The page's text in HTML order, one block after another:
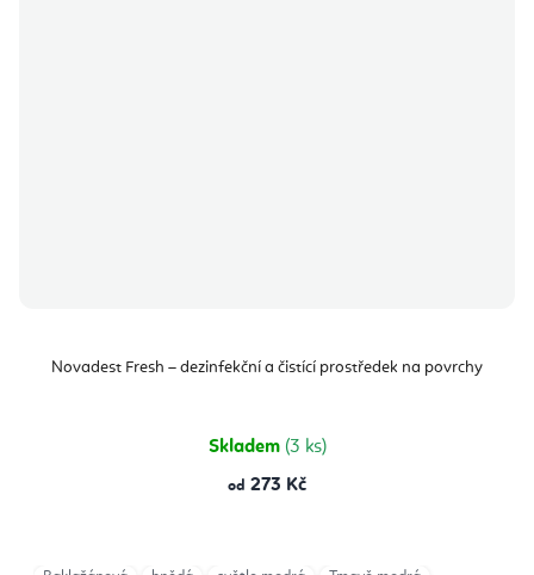
Novadest Fresh – dezinfekční a čistící prostředek na povrchy
Skladem (3 ks)
od 273 Kč